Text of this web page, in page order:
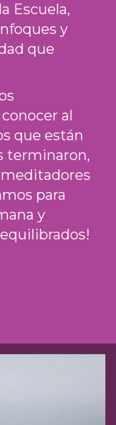
Escuela,
y
que
al
que están
terminaron,
meditadores
para
y